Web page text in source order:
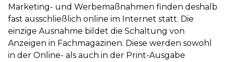
Marketing- und Werbemaßnahmen finden deshalb
fast ausschließlich online im Internet statt. Die
einzige Ausnahme bildet die Schaltung von
Anzeigen in Fachmagazinen. Diese werden sowohl
in der Online- als auch in der Print-Ausgabe